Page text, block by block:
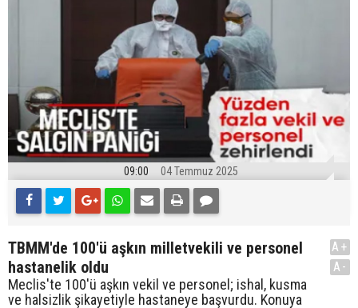
09:00 04 Temmuz 2025
TBMM'de 100'ü aşkın milletvekili ve personel
hastanelik oldu
Meclis'te 100'ü aşkın vekil ve personel; ishal, kusma
ve halsizlik şikayetiyle hastaneye başvurdu. Konuya
A+
A-